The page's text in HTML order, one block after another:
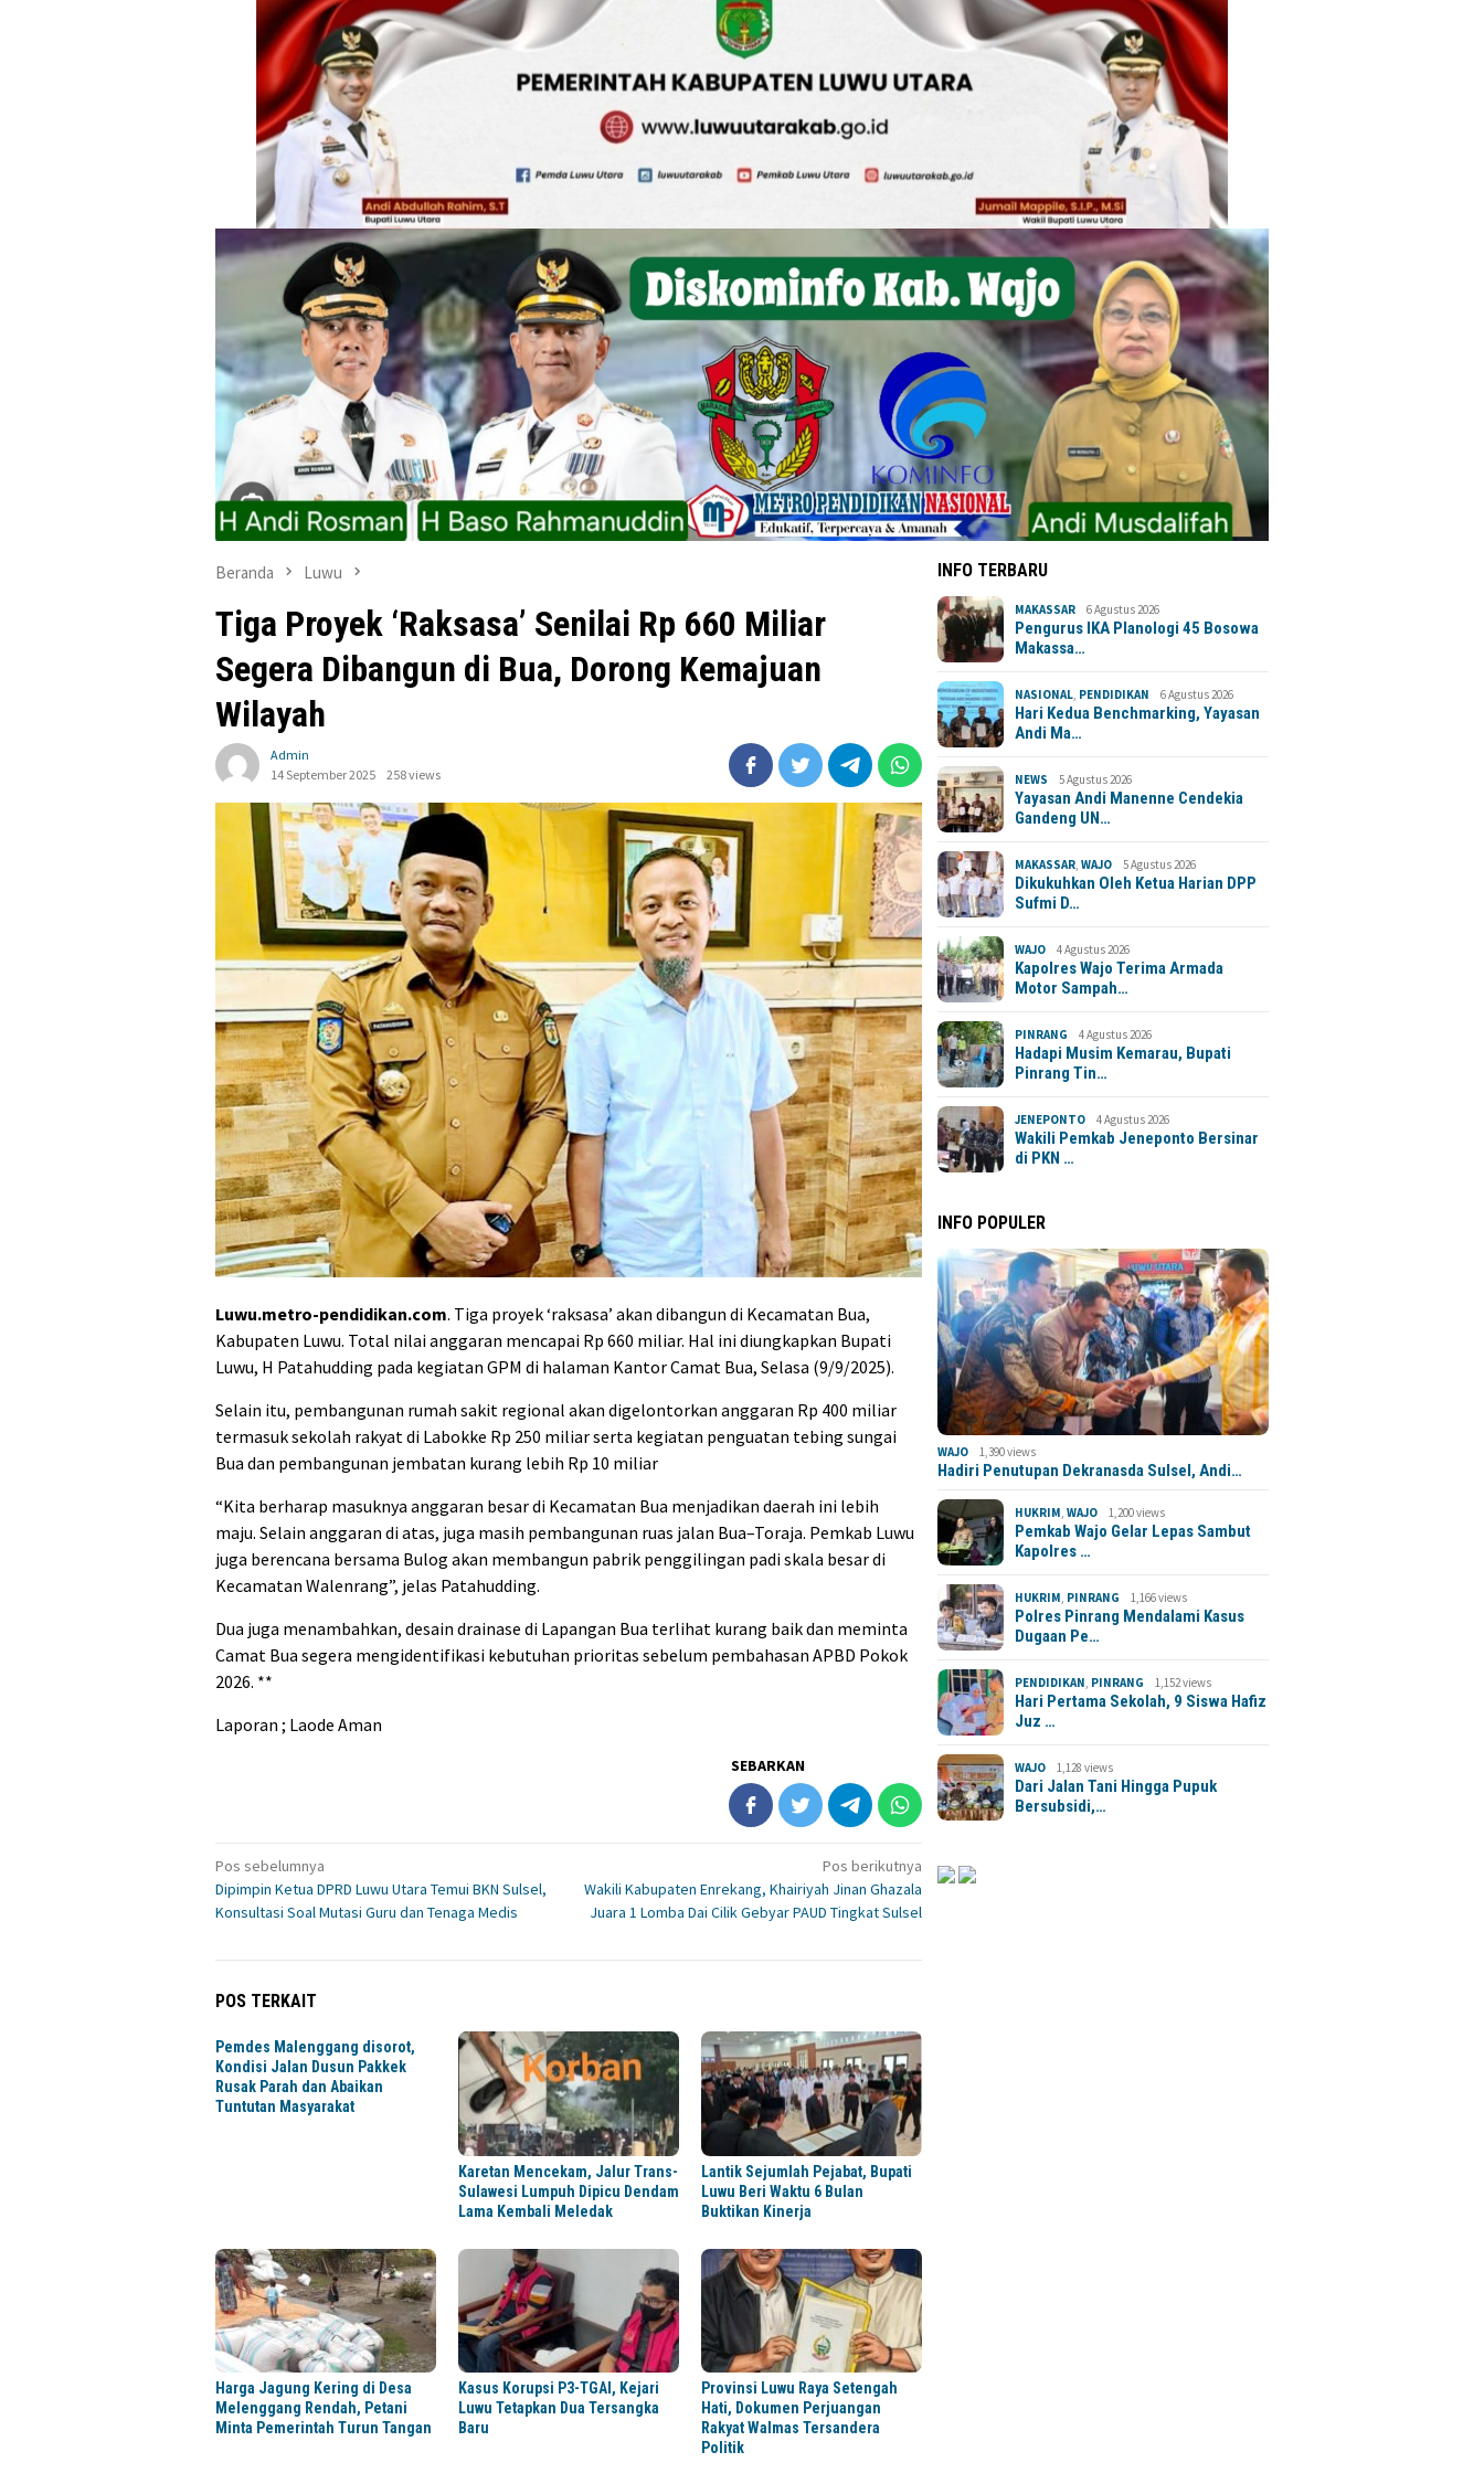
Beranda Luwu
Tiga Proyek ‘Raksasa’ Senilai Rp 660 Miliar
Segera Dibangun di Bua, Dorong Kemajuan
Wilayah
Admin
14 September 2025
258 views
Luwu.metro-pendidikan.com. Tiga proyek ‘raksasa’ akan dibangun di Kecamatan Bua,
Kabupaten Luwu. Total nilai anggaran mencapai Rp 660 miliar. Hal ini diungkapkan Bupati
Luwu, H Patahudding pada kegiatan GPM di halaman Kantor Camat Bua, Selasa (9/9/2025).
Selain itu, pembangunan rumah sakit regional akan digelontorkan anggaran Rp 400 miliar
termasuk sekolah rakyat di Labokke Rp 250 miliar serta kegiatan penguatan tebing sungai
Bua dan pembangunan jembatan kurang lebih Rp 10 miliar
“Kita berharap masuknya anggaran besar di Kecamatan Bua menjadikan daerah ini lebih
maju. Selain anggaran di atas, juga masih pembangunan ruas jalan Bua–Toraja. Pemkab Luwu
juga berencana bersama Bulog akan membangun pabrik penggilingan padi skala besar di
Kecamatan Walenrang”, jelas Patahudding.
Dua juga menambahkan, desain drainase di Lapangan Bua terlihat kurang baik dan meminta
Camat Bua segera mengidentifikasi kebutuhan prioritas sebelum pembahasan APBD Pokok
2026. **
Laporan ; Laode Aman
SEBARKAN
Navigasi
pos
Pos sebelumnya
Dipimpin Ketua DPRD Luwu Utara Temui BKN Sulsel,
Konsultasi Soal Mutasi Guru dan Tenaga Medis
Pos berikutnya
Wakili Kabupaten Enrekang, Khairiyah Jinan Ghazala
Juara 1 Lomba Dai Cilik Gebyar PAUD Tingkat Sulsel
POS TERKAIT
Pemdes Malenggang disorot,
Kondisi Jalan Dusun Pakkek
Rusak Parah dan Abaikan
Tuntutan Masyarakat
Karetan Mencekam, Jalur Trans-
Sulawesi Lumpuh Dipicu Dendam
Lama Kembali Meledak
Lantik Sejumlah Pejabat, Bupati
Luwu Beri Waktu 6 Bulan
Buktikan Kinerja
Harga Jagung Kering di Desa
Melenggang Rendah, Petani
Minta Pemerintah Turun Tangan
Kasus Korupsi P3-TGAI, Kejari
Luwu Tetapkan Dua Tersangka
Baru
Provinsi Luwu Raya Setengah
Hati, Dokumen Perjuangan
Rakyat Walmas Tersandera
Politik
INFO TERBARU
MAKASSAR 6 Agustus 2026
Pengurus IKA Planologi 45 Bosowa
Makassa…
NASIONAL PENDIDIKAN 6 Agustus 2026
Hari Kedua Benchmarking, Yayasan
Andi Ma…
NEWS 5 Agustus 2026
Yayasan Andi Manenne Cendekia
Gandeng UN…
MAKASSAR ,WAJO 5 Agustus 2026
Dikukuhkan Oleh Ketua Harian DPP
Sufmi D…
WAJO 4 Agustus 2026
Kapolres Wajo Terima Armada
Motor Sampah…
PINRANG 4 Agustus 2026
Hadapi Musim Kemarau, Bupati
Pinrang Tin…
JENEPONTO 4 Agustus 2026
Wakili Pemkab Jeneponto Bersinar
di PKN …
INFO POPULER
WAJO 1,390 views
Hadiri Penutupan Dekranasda Sulsel, Andi…
HUKRIM,WAJO 1,200 views
Pemkab Wajo Gelar Lepas Sambut
Kapolres …
HUKRIM, PINRANG 1,166 views
Polres Pinrang Mendalami Kasus
Dugaan Pe…
PENDIDIKAN, PINRANG 1,152 views
Hari Pertama Sekolah, 9 Siswa Hafiz
Juz …
WAJO 1,128 views
Dari Jalan Tani Hingga Pupuk
Bersubsidi,…